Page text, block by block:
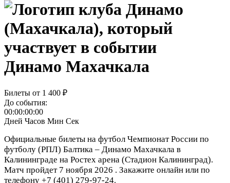
Динамо Махачкала
Билеты от 1 400 ₽
До события:
00:00:00:00
Дней Часов Мин Сек
Официальные билеты на футбол Чемпионат России по
футболу (РПЛ) Балтика – Динамо Махачкала в
Калининграде на Ростех арена (Стадион Калининград).
Матч пройдет 7 ноября 2026 . Закажите онлайн или по
телефону +7 (401) 279-97-24.